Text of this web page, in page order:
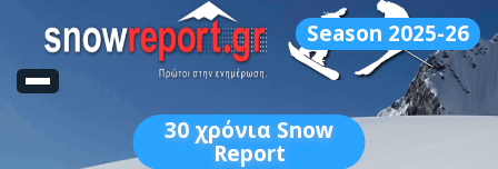
Season 2025-26
30 χρόνια Snow
Report